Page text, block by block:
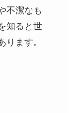
不潔なも
知ると世
ります。